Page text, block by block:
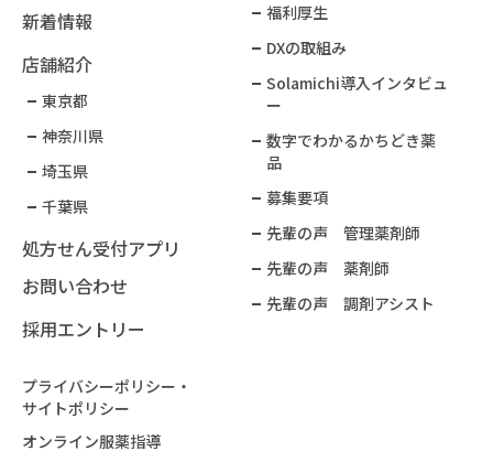
新着情報
店舗紹介
東京都
神奈川県
埼玉県
千葉県
処方せん受付アプリ
お問い合わせ
採用エントリー
プライバシーポリシー・
サイトポリシー
オンライン服薬指導
福利厚生
DXの取組み
Solamichi導入インタビュ
ー​
数字でわかるかちどき薬
品​
募集要項
先輩の声 管理薬剤師
先輩の声 薬剤師
先輩の声 調剤アシスト